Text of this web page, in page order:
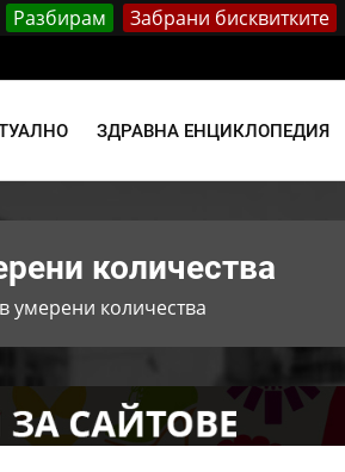
Разбирам Забрани бисквитките
ЗДРАВНА ЕНЦИКЛОПЕДИЯ
количества
умерени количества